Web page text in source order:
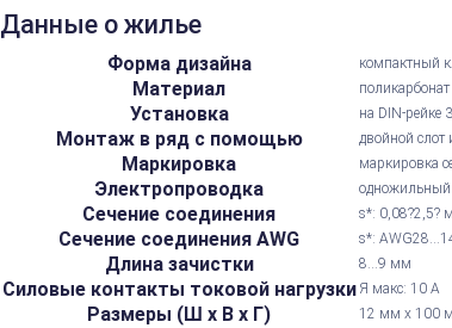
Данные о жилье
Форма дизайна компактный
Материал поликарбонат
Установка на DIN-рейке
Монтаж в ряд с помощью двойной слот
Маркировка маркировка
Электропроводка одножильный
Сечение соединения s*: 0,08?2,5?
Сечение соединения AWG s*:
Длина зачистки 8...9 мм
Силовые контакты токовой нагрузки Я макс: 10 А
Размеры (Ш х В х Г) 12 мм x 100